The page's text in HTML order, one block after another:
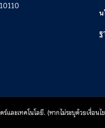
ละเทคโนโลยี. (หากไม่ระบุด้วยเงื่อ